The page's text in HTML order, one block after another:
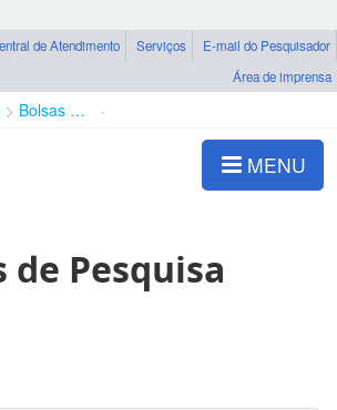
de Atendimento Serviços
E-mail do Pesquisador
Área de imprensa
Bolsas e Auxílios Vigentes
MENU
de Pesquisa